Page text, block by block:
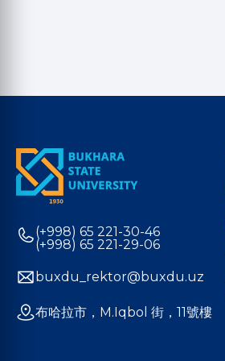
(+998) 65 221-30-46
(+998) 65 221-29-06
buxdu_rektor@buxdu.uz
布哈拉市，M.Iqbol 街，11號樓